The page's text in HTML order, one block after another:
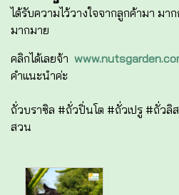
ได้รับความไว้วางใจจากลูกค้ามา มา
มากมาย
คลิกได้เลยจ้า
คำแนะนำค่ะ
ถั่วบราซิล #ถั่วปิ่นโต #ถั่วเปรู #ถั่ว
สวน